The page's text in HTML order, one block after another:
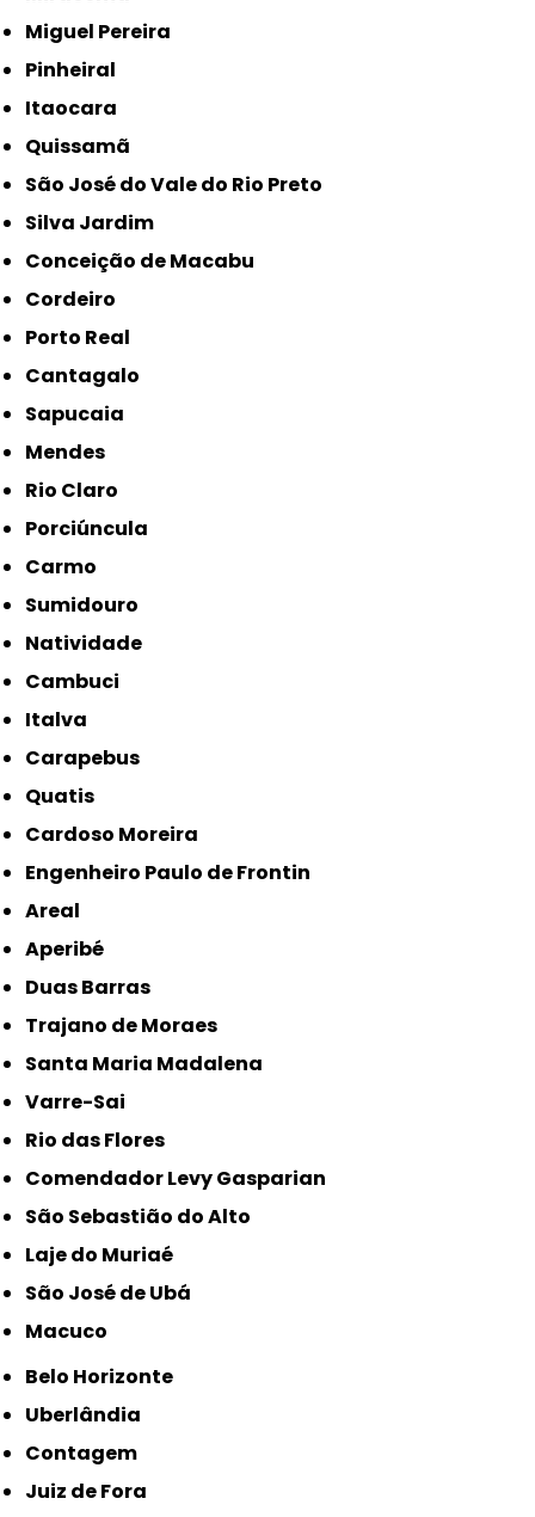
Miguel Pereira
Pinheiral
Itaocara
Quissamã
São José do Vale do Rio Preto
Silva Jardim
Conceição de Macabu
Cordeiro
Porto Real
Cantagalo
Sapucaia
Mendes
Rio Claro
Porciúncula
Carmo
Sumidouro
Natividade
Cambuci
Italva
Carapebus
Quatis
Cardoso Moreira
Engenheiro Paulo de Frontin
Areal
Aperibé
Duas Barras
Trajano de Moraes
Santa Maria Madalena
Varre-Sai
Rio das Flores
Comendador Levy Gasparian
São Sebastião do Alto
Laje do Muriaé
São José de Ubá
Macuco
Belo Horizonte
Uberlândia
Contagem
Juiz de Fora